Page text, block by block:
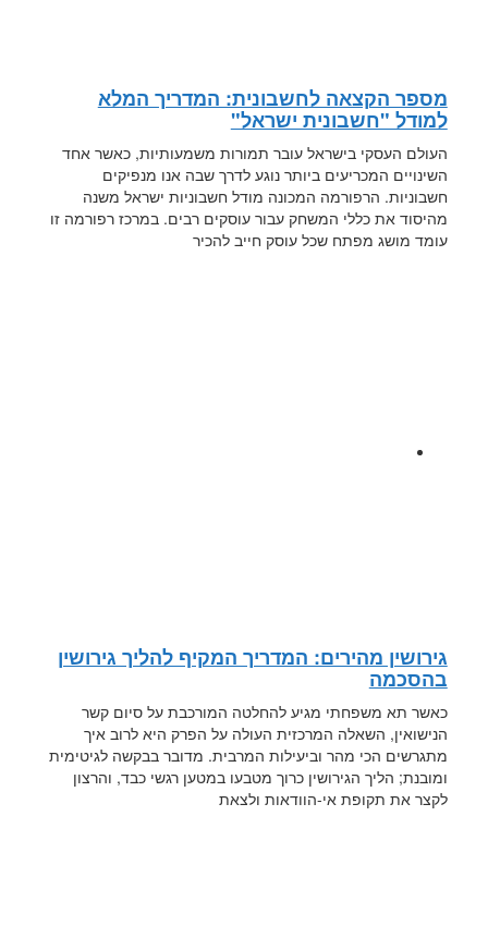
מספר הקצאה לחשבונית: המדריך המלא
למודל "חשבונית ישראל"
העולם העסקי בישראל עובר תמורות משמעותיות, כאשר אחד
השינויים המכריעים ביותר נוגע לדרך שבה אנו מנפיקים
חשבוניות. הרפורמה המכונה מודל חשבוניות ישראל משנה
מהיסוד את כללי המשחק עבור עוסקים רבים. במרכז רפורמה זו
עומד מושג מפתח שכל עוסק חייב להכיר
גירושין מהירים: המדריך המקיף להליך גירושין
בהסכמה
כאשר תא משפחתי מגיע להחלטה המורכבת על סיום קשר
הנישואין, השאלה המרכזית העולה על הפרק היא לרוב איך
מתגרשים הכי מהר וביעילות המרבית. מדובר בבקשה לגיטימית
ומובנת; הליך הגירושין כרוך מטבעו במטען רגשי כבד, והרצון
לקצר את תקופת אי-הוודאות ולצאת